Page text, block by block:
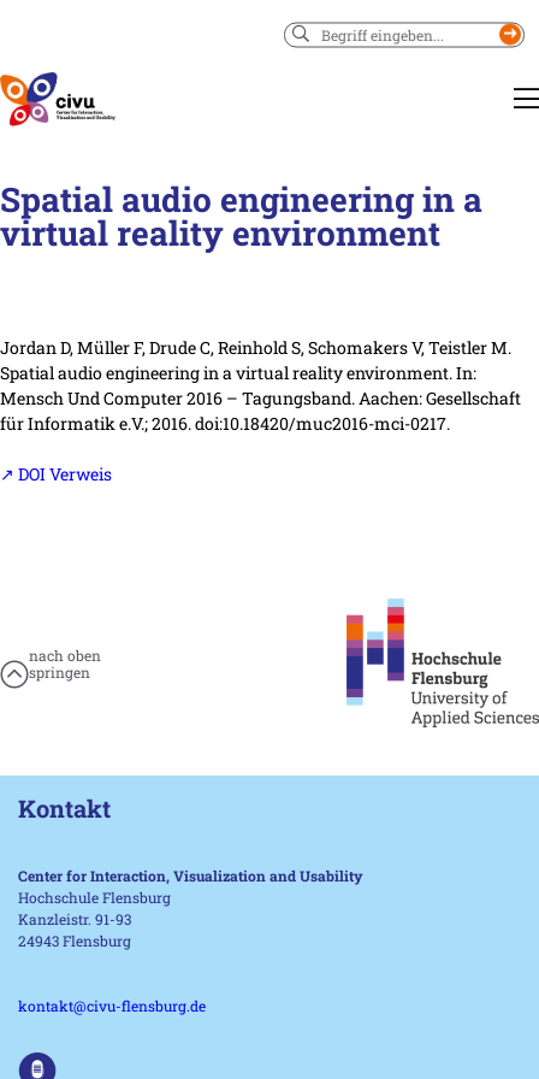
Suchen
Spatial audio engineering in a
virtual reality environment
Jordan D, Müller F, Drude C, Reinhold S, Schomakers V, Teistler M.
Spatial audio engineering in a virtual reality environment.In:
Mensch Und Computer 2016 – Tagungsband.Aachen: Gesellschaft
für Informatik e.V.; 2016. doi:10.18420/muc2016-mci-0217.
↗ DOI Verweis
nach oben
springen
Kontakt
Center for Interaction, Visualization and Usability
Hochschule Flensburg
Kanzleistr. 91-93
24943 Flensburg
kontakt@civu-flensburg.de